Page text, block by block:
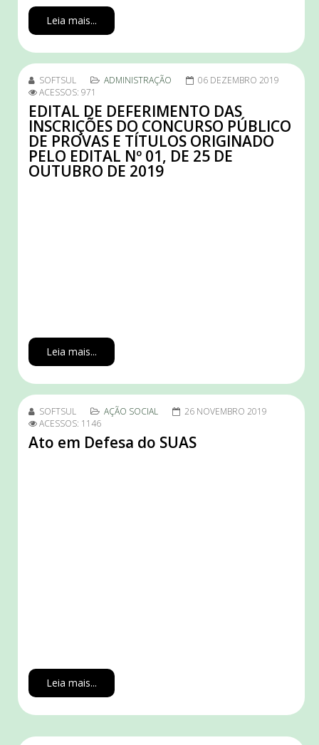
Leia mais...
SOFTSUL ADMINISTRAÇÃO
06 DEZEMBRO 2019
ACESSOS: 971
EDITAL DE DEFERIMENTO DAS
INSCRIÇÕES DO CONCURSO PÚBLICO
DE PROVAS E TÍTULOS ORIGINADO
PELO EDITAL Nº 01, DE 25 DE
OUTUBRO DE 2019
Leia mais...
SOFTSUL AÇÃO SOCIAL
26 NOVEMBRO 2019
ACESSOS: 1146
Ato em Defesa do SUAS
Leia mais...